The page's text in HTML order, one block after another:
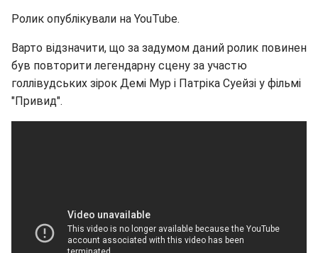
Ролик опублікували на YouTube.
Варто відзначити, що за задумом даний ролик повинен
був повторити легендарну сцену за участю
голлівудських зірок Демі Мур і Патріка Суейзі у фільмі
"Привид".